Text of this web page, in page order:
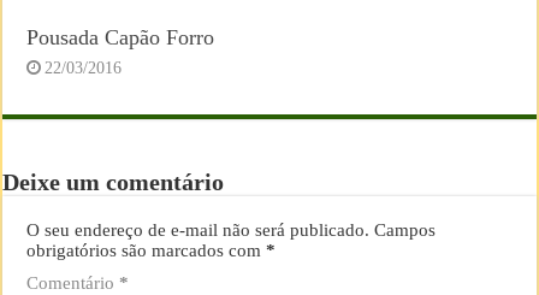
Pousada Capão Forro
22/03/2016
Deixe um comentário
O seu endereço de e-mail não será publicado. Campos
obrigatórios são marcados com*
Comentário *